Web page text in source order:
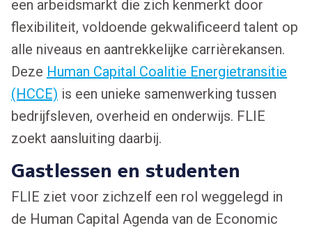
een arbeidsmarkt die zich kenmerkt door
flexibiliteit, voldoende gekwalificeerd talent op
alle niveaus en aantrekkelijke carrièrekansen.
Deze Human Capital Coalitie Energietransitie
(HCCE) is een unieke samenwerking tussen
bedrijfsleven, overheid en onderwijs. FLIE
zoekt aansluiting daarbij.
Gastlessen en studenten
FLIE ziet voor zichzelf een rol weggelegd in
de Human Capital Agenda van de Economic